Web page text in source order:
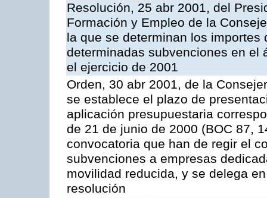
Resolución, 25 abr 2001, del
Formación y Empleo de la
la que se determinan los
determinadas subvenciones en el
el ejercicio de 2001
Orden, 30 abr 2001, de la
se establece el plazo de
aplicación presupuestaria
de 21 de junio de 2000 (BOC 87,
convocatoria que han de regir el
subvenciones a empresas
movilidad reducida, y se delega
resolución